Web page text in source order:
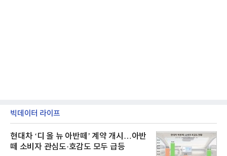
빅데이터 라이프
현대차 ‘디 올 뉴 아반떼’ 계약 개시…아반
떼 소비자 관심도·호감도 모두 급등